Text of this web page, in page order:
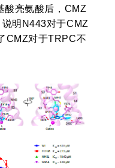
酸亮氨酸后，CMZ
明N443对于CMZ
CMZ对于TRPC不